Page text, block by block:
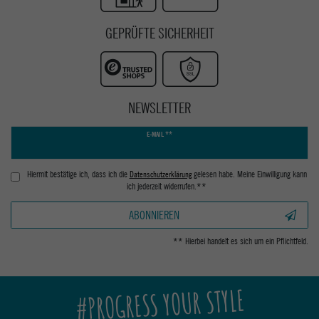
GEPRÜFTE SICHERHEIT
NEWSLETTER
E-MAIL **
Hiermit bestätige ich, dass ich die Daten­schutz­erklärunggelesen habe. Meine Einwilligung kann
ich jederzeit widerrufen.**
ABONNIEREN
** Hierbei handelt es sich um ein Pflichtfeld.
#PROGRESS YOUR STYLE